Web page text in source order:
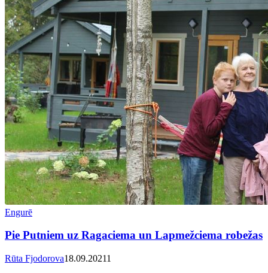
Engurē
Pie Putniem uz Ragaciema un Lapmežciema robežas
Rūta Fjodorova18.09.20211